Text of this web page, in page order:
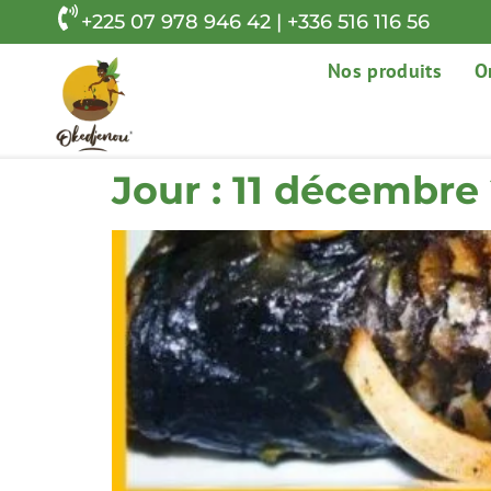
+225 07 978 946 42 | +336 516 116 56
Nos produits
Jour : 11 décembre